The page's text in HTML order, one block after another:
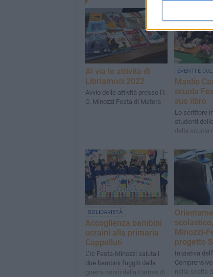
Al via le attività di
Libriamoci 2022
Avvio delle attività presso l’I.
C. Minozzi Festa di Matera
EVENTI E
Manlio
scuola
suo libro
Lo scrittore
studenti
della scuola
SOLIDARIETÀ
Accoglienza bambini
ucraini alla primaria
Cappelluti
L’Ic Festa-Minozzi saluta i
due bambini fuggiti dalla
guerra ospiti della Caritas di
Minozzi-
progetto
Iniziativa
nella scelta